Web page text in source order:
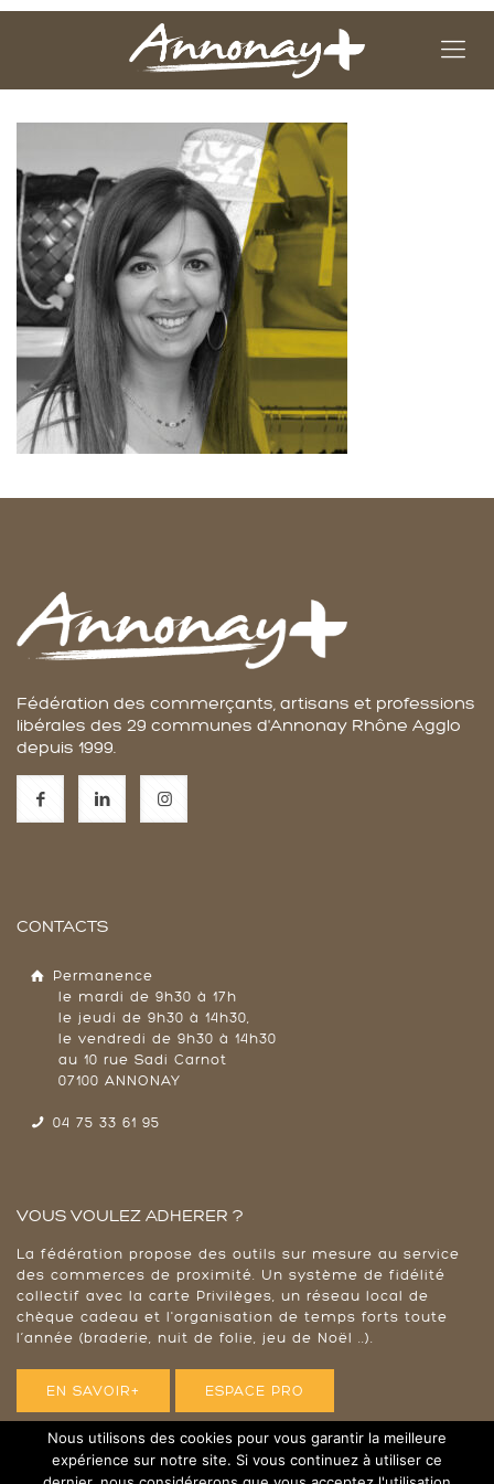
Fédération des commerçants, artisans et professions
libérales des 29 communes d'Annonay Rhône Agglo
depuis 1999.
CONTACTS
Permanence
le mardi de 9h30 à 17h
le jeudi de 9h30 à 14h30,
le vendredi de 9h30 à 14h30
au 10 rue Sadi Carnot
07100 ANNONAY
04 75 33 61 95
VOUS VOULEZ ADHERER ?
La fédération propose des outils sur mesure au service
des commerces de proximité. Un système de fidélité
collectif avec la carte Privilèges, un réseau local de
chèque cadeau et l'organisation de temps forts toute
l’année (braderie, nuit de folie, jeu de Noël ..).
EN SAVOIR+ ESPACE PRO
Nous utilisons des cookies pour vous garantir la meilleure
expérience sur notre site. Si vous continuez à utiliser ce